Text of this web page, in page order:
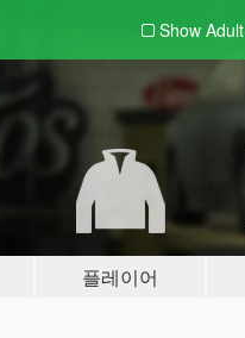
Show Adult
플레이어